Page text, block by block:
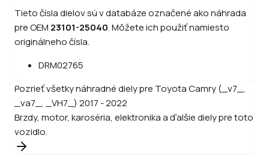
Tieto čísla dielov sú v databáze označené ako náhrada
pre OEM 23101-25040.Môžete ich použiť namiesto
originálneho čísla.
DRM02765
Pozrieť všetky náhradné diely pre ToyotaCamry (_v7_,
_va7_, _VH7_) 2017 - 2022
Brzdy, motor, karoséria, elektronika a ďalšie diely pre toto
vozidlo.